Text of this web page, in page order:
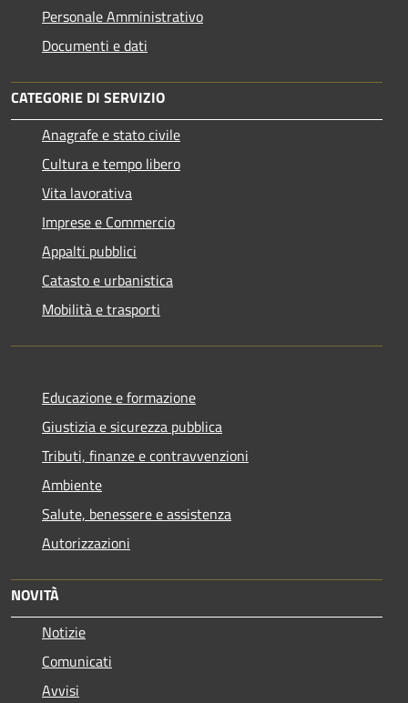
Personale Amministrativo
Documenti e dati
CATEGORIE DI SERVIZIO
Anagrafe e stato civile
Cultura e tempo libero
Vita lavorativa
Imprese e Commercio
Appalti pubblici
Catasto e urbanistica
Mobilità e trasporti
Educazione e formazione
Giustizia e sicurezza pubblica
Tributi, finanze e contravvenzioni
Ambiente
Salute, benessere e assistenza
Autorizzazioni
NOVITÀ
Notizie
Comunicati
Avvisi